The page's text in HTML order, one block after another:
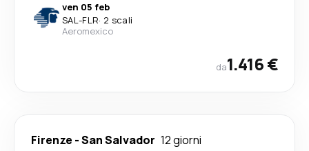
ven 05 feb
SAL-FLR· 2 scali
Aeromexico
da1.416 €
Firenze -San Salvador 12 giorni